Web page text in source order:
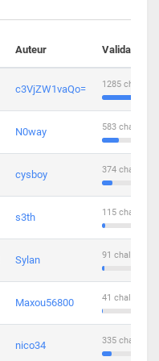
Auteur Validations
c3VjZW1vaQo= 1285
N0way 583
cysboy 374
s3th 115
Sylan 91
Maxou56800 41
nico34 335